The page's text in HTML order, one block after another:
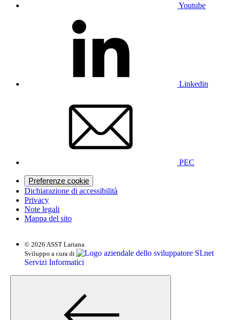
Youtube
Linkedin
PEC
Preferenze cookie
Dichiarazione di accessibilità
Privacy
Note legali
Mappa del sito
© 2026 ASST Lariana
Sviluppo a cura di
SI.net
Servizi Informatici